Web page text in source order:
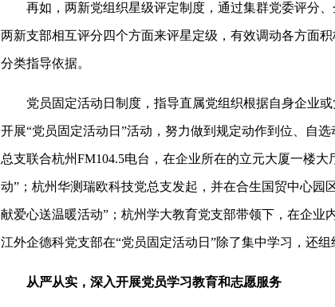
再如，两新党组织星级评定制度，通过集群党委评分、
两新支部相互评分四个方面来评星定级，有效调动各方面
分类指导依据。
党员固定活动日制度，指导直属党组织根据自身企业或
开展“党员固定活动日”活动，努力做到规定动作到位、自
总支联合杭州FM104.5电台，在企业所在的立元大厦一楼大
动”；杭州华测瑞欧科技党总支发起，并在合生国贸中心园
献爱心送温暖活动”；杭州学大教育党支部带领下，在企业
江外企德科党支部在“党员固定活动日”除了集中学习，还组
从严从实，深入开展党员学习教育和志愿服务